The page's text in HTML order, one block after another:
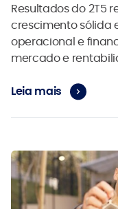
Resultados do 2T5
crescimento sólida
operacional e
mercado e
Leia mais